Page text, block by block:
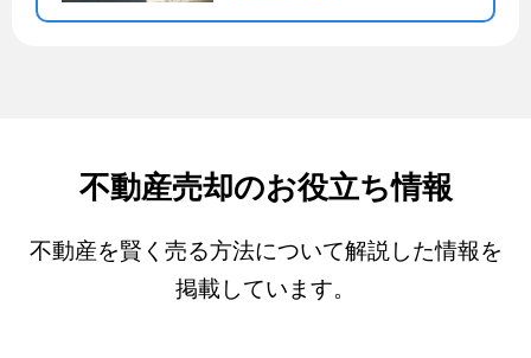
不動産売却のお役立ち情報
不動産を賢く売る方法について解説した情報を
掲載しています。